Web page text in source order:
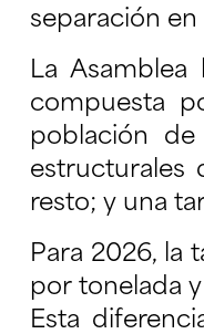
separación
La
compuesta
población
estructurales
resto; y una
Para 2026, la
por tonelada y
Esta